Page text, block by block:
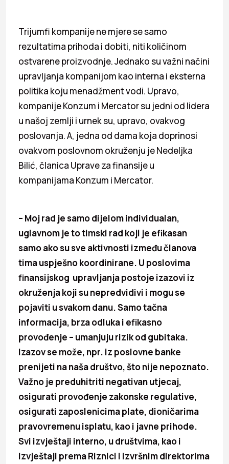
Trijumfi kompanije ne mjere se samo
rezultatima prihoda i dobiti, niti količinom
ostvarene proizvodnje. Jednako su važni načini
upravljanja kompanijom kao interna i eksterna
politika koju menadžment vodi. Upravo,
kompanije Konzum i Mercator su jedni od lidera
u našoj zemlji i urnek su, upravo, ovakvog
poslovanja. A, jedna od dama koja doprinosi
ovakvom poslovnom okruženju je Nedeljka
Bilić, članica Uprave za finansije u
kompanijama Konzum i Mercator.
– Moj rad je samo dijelom individualan,
uglavnom je to timski rad koji je efikasan
samo ako su sve aktivnosti između članova
tima uspješno koordinirane. U poslovima
finansijskog upravljanja postoje izazovi iz
okruženja koji su nepredvidivi i mogu se
pojaviti u svakom danu. Samo tačna
informacija, brza odluka i efikasno
provođenje – umanjuju rizik od gubitaka.
Izazov se može, npr. iz poslovne banke
prenijeti na naša društvo, što nije nepoznato.
Važno je preduhitriti negativan utjecaj,
osigurati provođenje zakonske regulative,
osigurati zaposlenicima plate, dioničarima
pravovremenu isplatu, kao i javne prihode.
Svi izvještaji interno, u društvima, kao i
izvještaji prema Riznici i izvršnim direktorima